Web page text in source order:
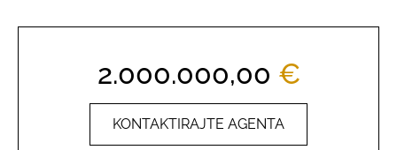
2.000.000,00 €
KONTAKTIRAJTE AGENTA